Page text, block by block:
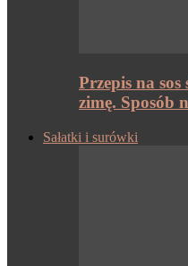
Przepis na
zimę. Sposób
Sałatki i surówki